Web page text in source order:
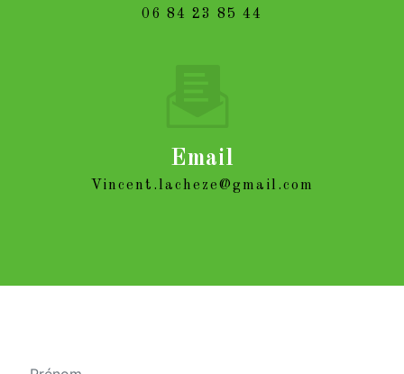
06 84 23 85 44
Email
vincent.lacheze@gmail.com